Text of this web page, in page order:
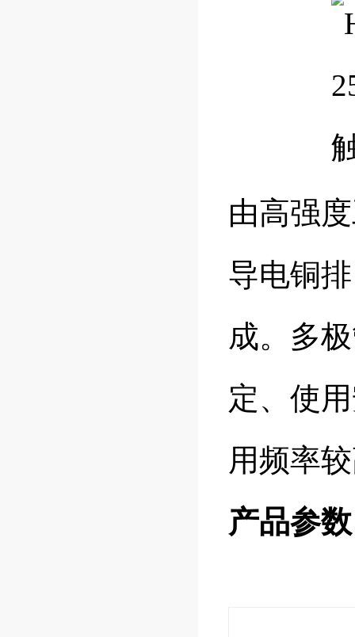
由高强
导电铜
成。多
定、使
用频率
产品参